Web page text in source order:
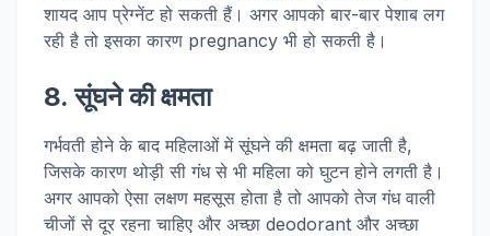
शायद आप प्रेग्नेंट हो सकती हैं। अगर आपको बार-बार पेशाब लग
रही है तो इसका कारण pregnancy भी हो सकती है।
8. सूंघने की क्षमता
गर्भवती होने के बाद महिलाओं में सूंघने की क्षमता बढ़ जाती है,
जिसके कारण थोड़ी सी गंध से भी महिला को घुटन होने लगती है।
अगर आपको ऐसा लक्षण महसूस होता है तो आपको तेज गंध वाली
चीजों से दूर रहना चाहिए और अच्छा deodorant और अच्छा